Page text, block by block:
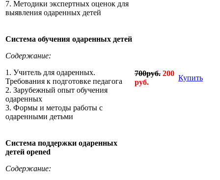
7. Методики экспертных оценок для
выявления одаренных детей
Система обучения одаренных детей
Содержание:
1. Учитель для одаренных.
Требования к подготовке педагога
2. Зарубежный опыт обучения
одаренных
3. Формы и методы работы с
одаренными детьми
700руб. 200
руб.
Купить
Система поддержки одаренных
детей opened
Содержание: